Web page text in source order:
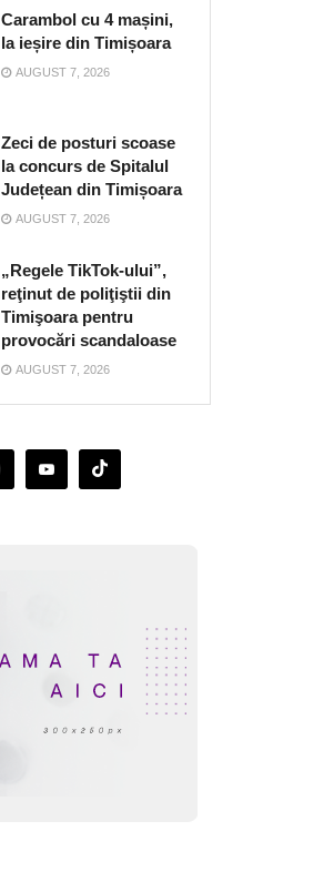
Carambol cu 4 mașini,
la ieșire din Timișoara
AUGUST 7, 2026
Zeci de posturi scoase
la concurs de Spitalul
Județean din Timișoara
AUGUST 7, 2026
„Regele TikTok-ului”,
reţinut de poliţiştii din
Timişoara pentru
provocări scandaloase
AUGUST 7, 2026